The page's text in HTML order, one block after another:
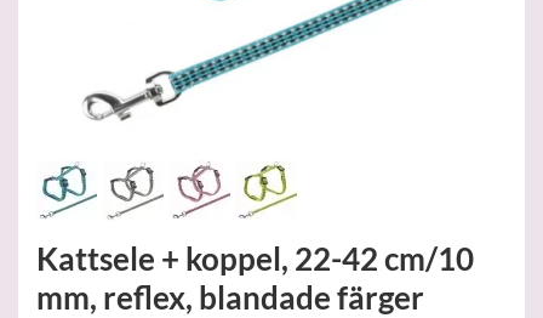
Kattsele + koppel, 22-42 cm/10
mm, reflex, blandade färger